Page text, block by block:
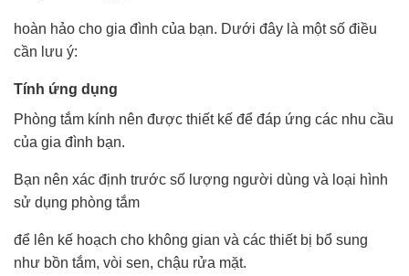
hoàn hảo cho gia đình của bạn. Dưới đây là một số điều
cần lưu ý:
Tính ứng dụng
Phòng tắm kính nên được thiết kế để đáp ứng các nhu cầu
của gia đình bạn.
Bạn nên xác định trước số lượng người dùng và loại hình
sử dụng phòng tắm
để lên kế hoạch cho không gian và các thiết bị bổ sung
như bồn tắm, vòi sen, chậu rửa mặt.